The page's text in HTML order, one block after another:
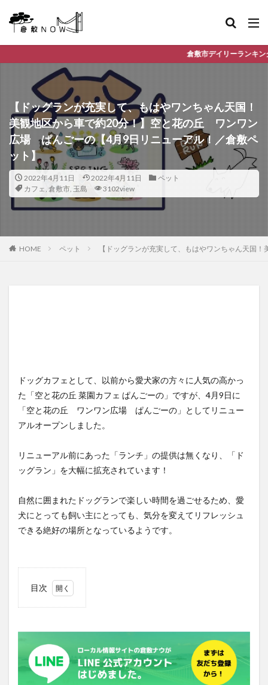
倉敷市デイリーランキングやお得な店舗情報
【ドッグランが充実して、もはやワンちゃん天国！
美観地区から車で約20分！】空と花の丘 ワンワン
広場 ぱんごーの【4月9日リニューアル！／倉敷ペ
ット】
2022年4月11日 2022年4月11日
ペット
カフェ, 倉敷市, 玉島 3102view
HOME ペット 【ドッグランが充実して、もはやワンちゃん天
ドッグカフェとして、以前から愛犬家の方々に人気の高かっ
た「空と花の丘 菜園カフェ ぱんごーの」ですが、4月9日に
「空と花の丘 ワンワン広場 ぱんごーの」としてリニュー
アルオープンしました。
リニューアル前にあった「ランチ」の提供は無くなり、「ド
ッグラン」を大幅に拡充されています！
自然に囲まれたドッグランで楽しい時間を過ごせるため、愛
犬にとっても飼い主にとっても、気分を変えてリフレッシュ
できる絶好の場所となっているようです。
目次
オー
プン
した
「ワ